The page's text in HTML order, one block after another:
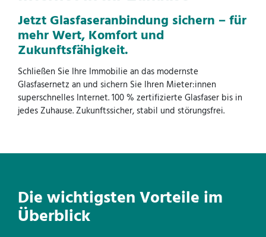
Jetzt Glasfaseranbindung sichern – für
mehr Wert, Komfort und
Zukunftsfähigkeit.
Schließen Sie Ihre Immobilie an das modernste
Glasfasernetz an und sichern Sie Ihren Mieter:innen
superschnelles Internet. 100 % zertifizierte Glasfaser bis in
jedes Zuhause. Zukunftssicher, stabil und störungsfrei.
Die wichtigsten Vorteile im
Überblick